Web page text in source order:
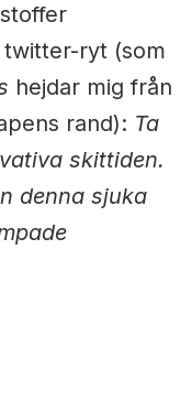
twitter-ryt (som
hejdar mig från
rand): Ta
skittiden.
denna sjuka